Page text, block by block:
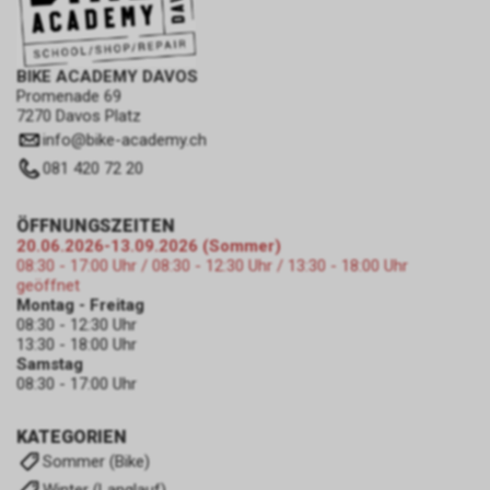
BIKE ACADEMY DAVOS
Promenade 69
7270 Davos Platz
info@bike-academy.ch
081 420 72 20
KATEGORIEN
Sommer (Bike)
ÖFFNUNGSZEITEN
20.06.2026-13.09.2026 (Sommer)
08:30 - 17:00 Uhr / 08:30 - 12:30 Uhr / 13:30 - 18:00 Uhr
geöffnet
Montag - Freitag
08:30 - 12:30 Uhr
13:30 - 18:00 Uhr
Samstag
08:30 - 17:00 Uhr